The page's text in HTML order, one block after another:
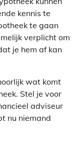
kennis te
te gaan
verplicht om
je hem af kan
wat komt
Stel je voor
adviseur
nu niemand